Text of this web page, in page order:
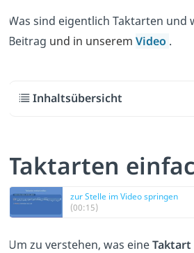
Was sind eigentlich Taktarten
Beitrag und in unserem Video .
Inhaltsübersicht
Taktarten
zur Stelle im Video springen
(00:15)
Um zu verstehen, was eineTaktart